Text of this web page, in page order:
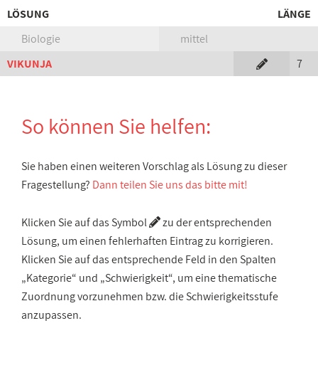
LÖSUNG
LÄNGE
Biologie
mittel
VIKUNJA
7
So können Sie helfen:
Sie haben einen weiteren Vorschlag als Lösung zu dieser
Fragestellung? Dann teilen Sie uns das bitte mit!
Klicken Sie auf das Symbol
zu der entsprechenden
Lösung, um einen fehlerhaften Eintrag zu korrigieren.
Klicken Sie auf das entsprechende Feld in den Spalten
„Kategorie“ und „Schwierigkeit“, um eine thematische
Zuordnung vorzunehmen bzw. die Schwierigkeitsstufe
anzupassen.